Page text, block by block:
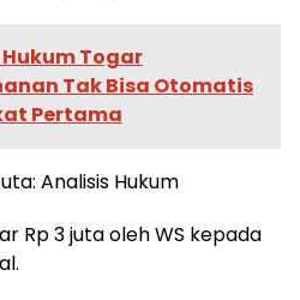
Togar
Tak Bisa Otomatis
Pertama
Analisis Hukum
Rp 3 juta oleh WS kepada